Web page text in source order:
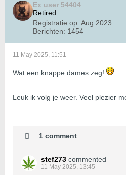
Ex user 54404
Retired
Registratie op: Aug 2023
Berichten: 1454
11 May 2025, 11:51
Wat een knappe dames zeg!
Leuk ik volg je weer. Veel plezier
1 comment
stef273 commented
11 May 2025, 13:45